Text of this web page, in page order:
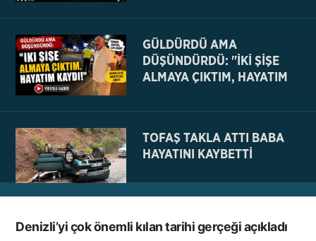
GÜLDÜRDÜ AMA
DÜŞÜNDÜRDÜ: "İKİ ŞİŞE
ALMAYA ÇIKTIM, HAYATIM
TOFAŞ TAKLA ATTI BABA
HAYATINI KAYBETTİ
NE BÖYLE BİR VAHŞİ NE DE
Denizli’yi çok önemli kılan tarihi gerçeği açıkladı